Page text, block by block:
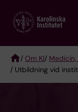
main
Breadcrumb
/ Om KI/
/ Utbildning vid